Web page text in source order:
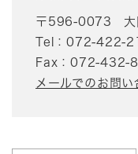
〒596-0073
Tel：072-422-
Fax：072-432-
メールでのお問